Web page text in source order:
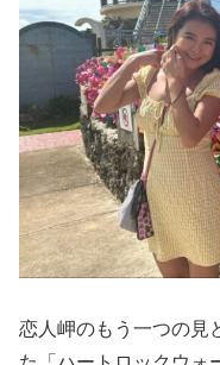
恋人岬のもう一つの見